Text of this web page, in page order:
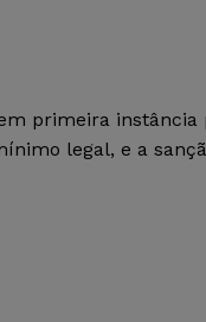
primeira
legal, e a